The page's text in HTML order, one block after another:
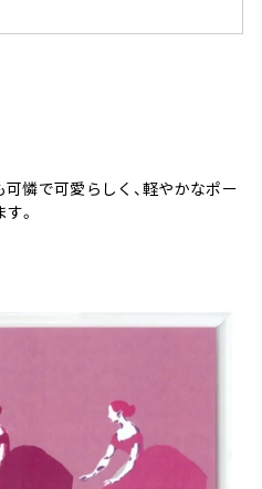
憐で可愛らしく、軽やかなポー
。